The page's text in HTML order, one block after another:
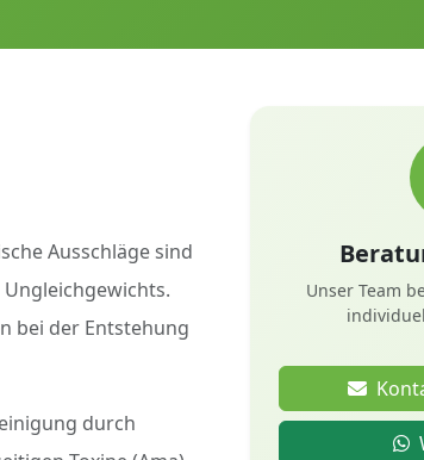
Ausschläge sind
bei der Entstehung
durch
Unser Team